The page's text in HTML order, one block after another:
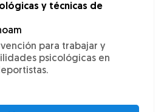
y técnicas de
para trabajar y
psicológicas en